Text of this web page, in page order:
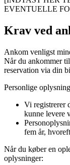
EVENTUELLE
Krav ved
Ankom venligst
Når du ankommer
reservation via din
Personlige
Vi registrerer
kunne levere
fem år,
Når du køber en
oplysninger: